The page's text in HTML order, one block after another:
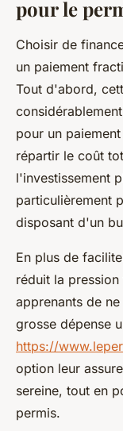
pour le
Choisir de
un paiement
Tout d'abord,
pour un
répartir le coût
l'investissement
particulièrement
disposant d'un
En plus de
réduit la
apprenants de
grosse dépense
https://
option leur
sereine, tout en
permis.